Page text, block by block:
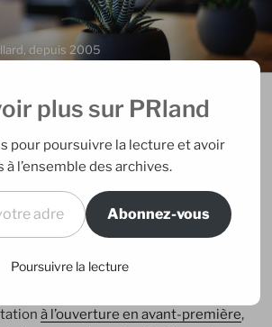
depuis 2005
ERIC
Starbucks coffee
a ouvert
des archives depuis ce matin.
Pour tous ceux qui n’ont pas pu
à l’ouverture en avant-première,
plus sur PRland
pour poursuivre la lecture et avoir
à l’ensemble des archives.
Abonnez-vous
Poursuivre la lecture